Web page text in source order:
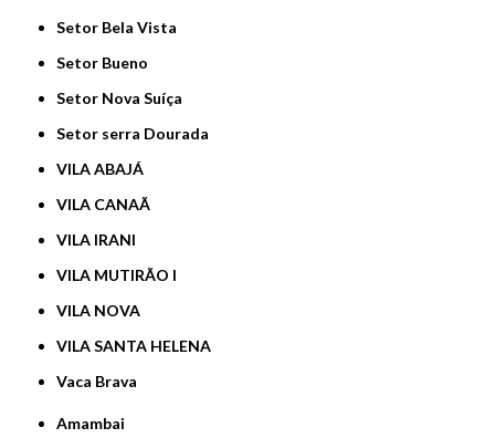
Setor Bela Vista
Setor Bueno
Setor Nova Suíça
Setor serra Dourada
VILA ABAJÁ
VILA CANAÃ
VILA IRANI
VILA MUTIRÃO I
VILA NOVA
VILA SANTA HELENA
Vaca Brava
Amambai